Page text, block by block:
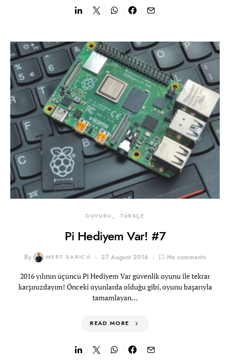
DUYURU TÜRKÇE
Pi Hediyem Var! #7
By MERT SARICA 27 August 2016 No comments
2016 yılının üçüncü Pi Hediyem Var güvenlik oyunu ile tekrar
karşınızdayım! Önceki oyunlarda olduğu gibi, oyunu başarıyla
tamamlayan…
READ MORE